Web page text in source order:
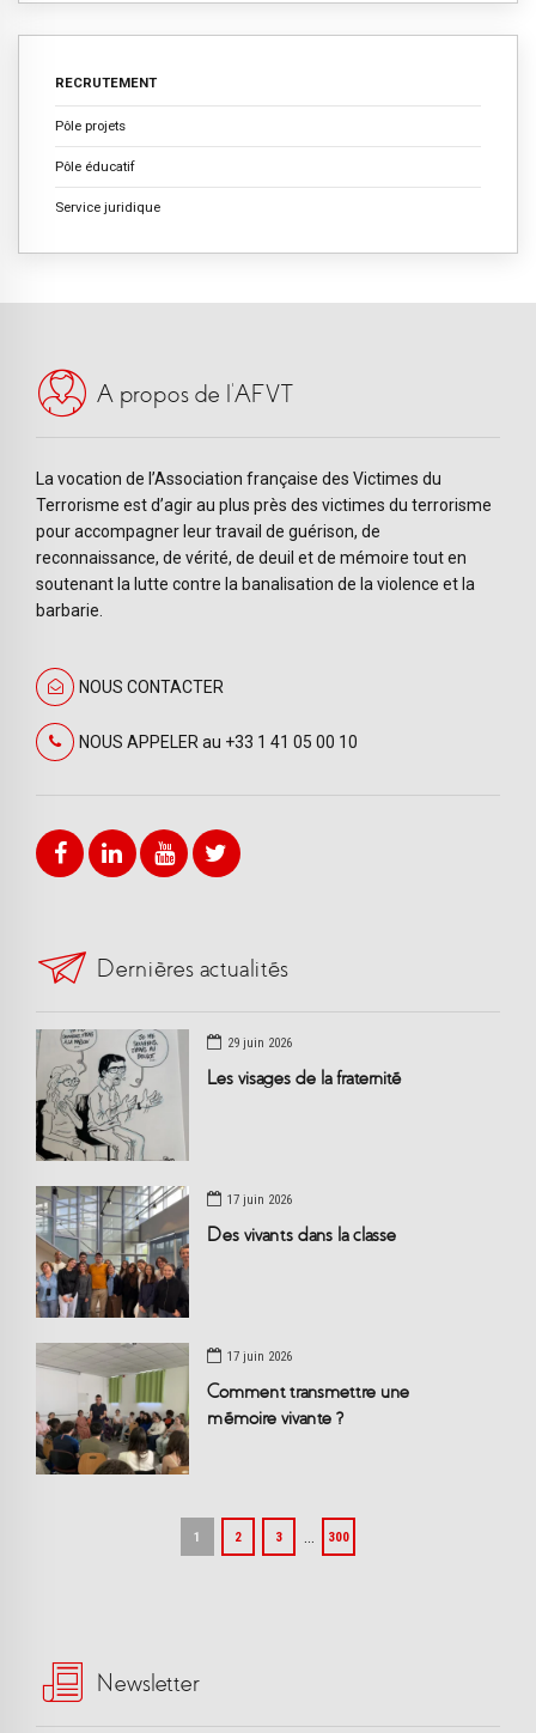
RECRUTEMENT
Pôle projets
Pôle éducatif
Service juridique
A propos de l’AFVT
La vocation de l’Association française des Victimes du
Terrorisme est d’agir au plus près des victimes du terrorisme
pour accompagner leur travail de guérison, de
reconnaissance, de vérité, de deuil et de mémoire tout en
soutenant la lutte contre la banalisation de la violence et la
barbarie.
NOUS CONTACTER
NOUS APPELER au +33 1 41 05 00 10
Dernières actualités
29 juin 2026
Les visages de la fraternité
17 juin 2026
Des vivants dans la classe
17 juin 2026
Comment transmettre une
mémoire vivante ?
1 2 3 300
Newsletter